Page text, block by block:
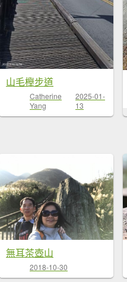
山毛櫸步道
Catherine
Yang
2025-01-
13
無耳茶壺山
2018-10-30